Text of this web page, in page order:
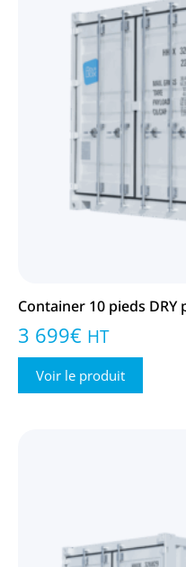
Container 10 pieds DRY
3 699€ HT
Voir le produit